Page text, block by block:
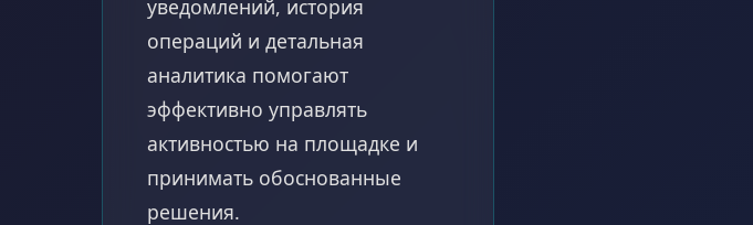
уведомлений, история
операций и детальная
аналитика помогают
эффективно управлять
активностью на площадке и
принимать обоснованные
решения.